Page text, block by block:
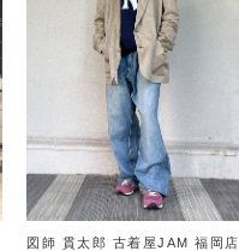
図師 貫太郎 古着屋JAM 福岡店